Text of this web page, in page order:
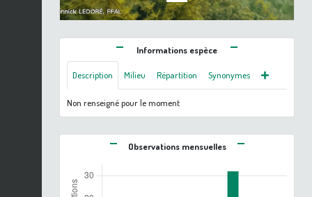
Informations espèce
Description Milieu Répartition Synonymes
Non renseigné pour le moment
Observations mensuelles